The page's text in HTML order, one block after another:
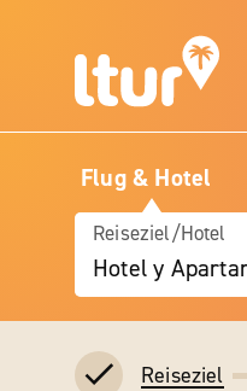
Flug & Hotel
Reiseziel/Hotel
Reiseziel